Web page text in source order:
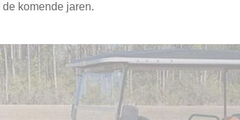
de komende jaren.